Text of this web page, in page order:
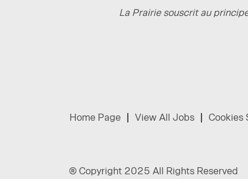
La Prairie souscrit au
Home Page View All Jobs Cookies
© Copyright 2025 All Rights Reserved